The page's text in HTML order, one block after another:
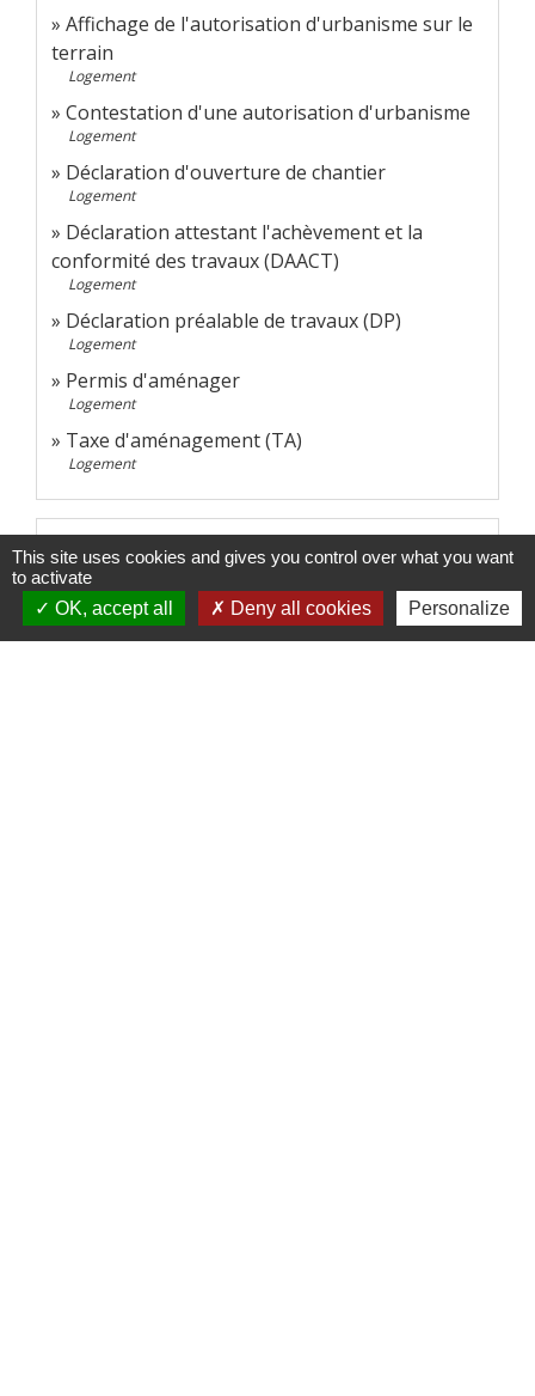
Affichage de l'autorisation d'urbanisme sur le
terrain
Logement
Contestation d'une autorisation d'urbanisme
Logement
Déclaration d'ouverture de chantier
Logement
Déclaration attestant l'achèvement et la
conformité des travaux (DAACT)
Logement
Déclaration préalable de travaux (DP)
Logement
Permis d'aménager
Logement
Taxe d'aménagement (TA)
Logement
Pour en savoir plus
Respecter la RE 2020 pour construire sa maison
open_in_new
This site uses cookies and gives you control over what you want
to activate
OK, accept all
Deny all cookies Personalize